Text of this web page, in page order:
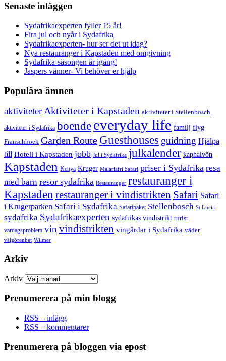
Senaste inläggen
Sydafrikaexperten fyller 15 år!
Fira jul och nyår i Sydafrika
Sydafrikaexperten- hur ser det ut idag?
Nya restauranger i Kapstaden med omgivning
Sydafrika-säsongen är igång!
Jaspers vänner- Vi behöver er hjälp
Populära ämnen
aktiviteterAktiviteter i Kapstaden aktiviteter i Stellenbosch
aktiviteter i Sydafrika boende everyday life familj flyg
Franschhoek Garden Route Guesthouses guidning Hjälpa
till Hotell i Kapstaden jobb Jul i Sydafrika julkalender kaphalvön
Kapstaden Kenya Kruger Malariafri Safari priser i Sydafrika resa
med barn resor sydafrika Restauranger restauranger i
Kapstaden restauranger i vindistrikten Safari Safari
i Krugerparken Safari i Sydafrika Safaripaket Stellenbosch St Lucia
sydafrika Sydafrikaexperten sydafrikas vindistrikt turist
vardagsproblem vinvindistrikten vingårdar i Sydafrika väder
välgörenhet Wilmer
Arkiv
Arkiv
Prenumerera på min blogg
RSS – inlägg
RSS – kommentarer
Prenumerera på bloggen via epost